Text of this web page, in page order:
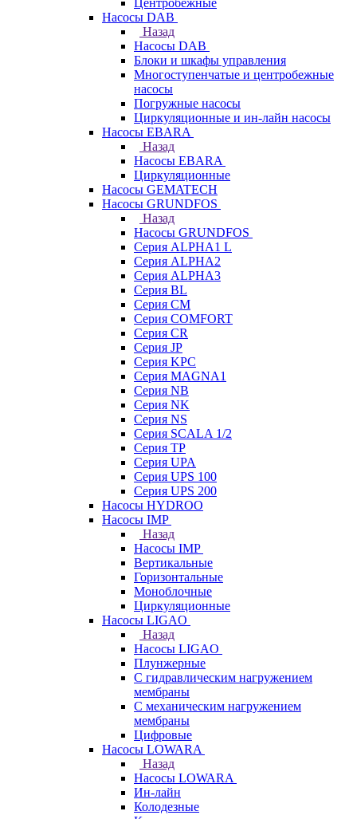
Центробежные
Насосы DAB
Назад
Насосы DAB
Блоки и шкафы управления
Многоступенчатые и центробежные
насосы
Погружные насосы
Циркуляционные и ин-лайн насосы
Насосы EBARA
Назад
Насосы EBARA
Циркуляционные
Насосы GEMATECH
Насосы GRUNDFOS
Назад
Насосы GRUNDFOS
Серия ALPHA1 L
Серия ALPHA2
Серия ALPHA3
Серия BL
Серия CM
Серия COMFORT
Серия CR
Серия JP
Серия KPC
Серия MAGNA1
Серия NB
Серия NK
Серия NS
Серия SCALA 1/2
Серия TP
Серия UPA
Серия UPS 100
Серия UPS 200
Насосы HYDROO
Насосы IMP
Назад
Насосы IMP
Вертикальные
Горизонтальные
Моноблочные
Циркуляционные
Насосы LIGAO
Назад
Насосы LIGAO
Плунжерные
С гидравлическим нагружением
мембраны
С механическим нагружением
мембраны
Цифровые
Насосы LOWARA
Назад
Насосы LOWARA
Ин-лайн
Колодезные